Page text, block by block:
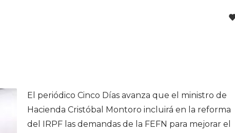
El periódico Cinco Días avanza que el ministro de
Hacienda Cristóbal Montoro incluirá en la reforma
del IRPF las demandas de la FEFN para mejorar el